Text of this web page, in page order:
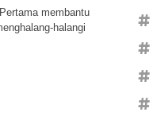
membantu
halangi